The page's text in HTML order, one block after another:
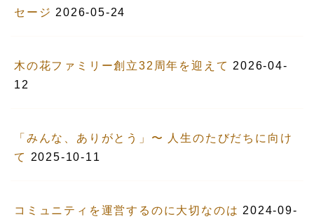
セージ 2026-05-24
木の花ファミリー創立32周年を迎えて 2026-04-
12
「みんな、ありがとう」〜 人生のたびだちに向け
て
2025-10-11
コミュニティを運営するのに大切なのは 2024-09-